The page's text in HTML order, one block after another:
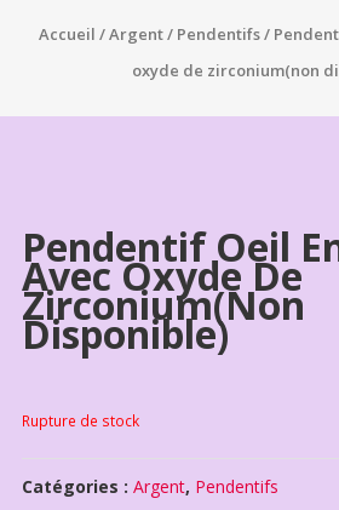
Accueil /Argent/ Pendentifs/
oxyde de zirconium(non
Pendentif Oeil
Avec Oxyde De
Zirconium(non
Disponible)
Rupture de stock
Catégories : Argent, Pendentifs